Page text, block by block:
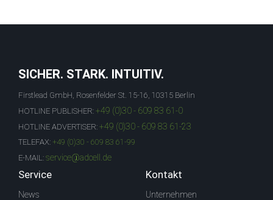
SICHER. STARK. INTUITIV.
Firstlead GmbH, Rosenfelder St. 15-16, 10315 Berlin
HOTLINE PUBLISHER: +49 (0)30 - 609 83 61-0
HOTLINE ADVERTISER: +49 (0)30 - 609 83 61-23
TELEFAX: +49 (0)30 - 609 83 61-99
E-MAIL: service@adcell.de
Service
News
Kontakt
Unternehmen